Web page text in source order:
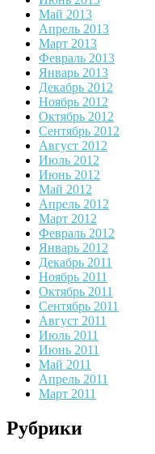
Май 2013
Апрель 2013
Март 2013
Февраль 2013
Январь 2013
Декабрь 2012
Ноябрь 2012
Октябрь 2012
Сентябрь 2012
Август 2012
Июль 2012
Июнь 2012
Май 2012
Апрель 2012
Март 2012
Февраль 2012
Январь 2012
Декабрь 2011
Ноябрь 2011
Октябрь 2011
Сентябрь 2011
Август 2011
Июль 2011
Июнь 2011
Май 2011
Апрель 2011
Март 2011
Рубрики